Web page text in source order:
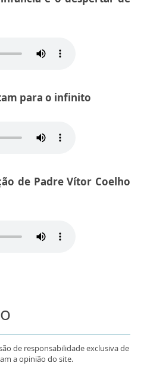
para o infinito
de Padre Vítor Coelho
de responsabilidade exclusiva de
a opinião do site.